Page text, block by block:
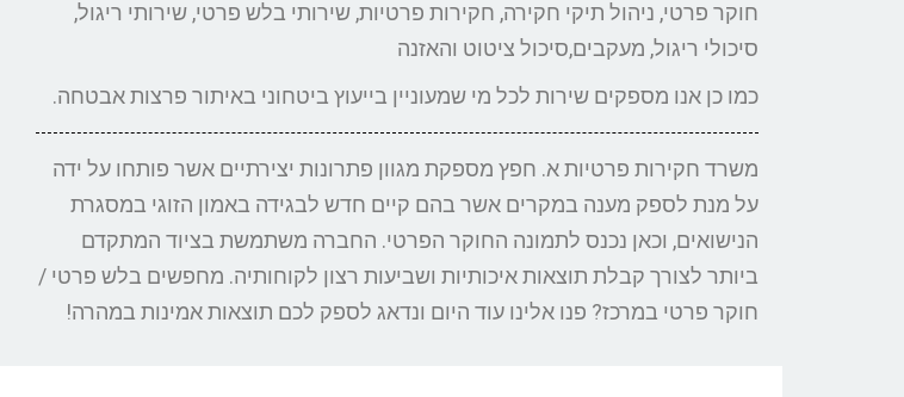
חוקר פרטי, ניהול תיקי חקירה, חקירות פרטיות, שירותי בלש פרטי, שירותי ריגול,
סיכולי ריגול, מעקבים,סיכול ציטוט והאזנה
כמו כן אנו מספקים שירות לכל מי שמעוניין בייעוץ ביטחוני באיתור פרצות אבטחה.
משרד חקירות פרטיות א. חפץ מספקת מגוון פתרונות יצירתיים אשר פותחו על ידה
על מנת לספק מענה במקרים אשר בהם קיים חדש לבגידה באמון הזוגי במסגרת
הנישואים, וכאן נכנס לתמונה החוקר הפרטי. החברה משתמשת בציוד המתקדם
ביותר לצורך קבלת תוצאות איכותיות ושביעות רצון לקוחותיה. מחפשים בלש פרטי /
חוקר פרטי במרכז? פנו אלינו עוד היום ונדאג לספק לכם תוצאות אמינות במהרה!